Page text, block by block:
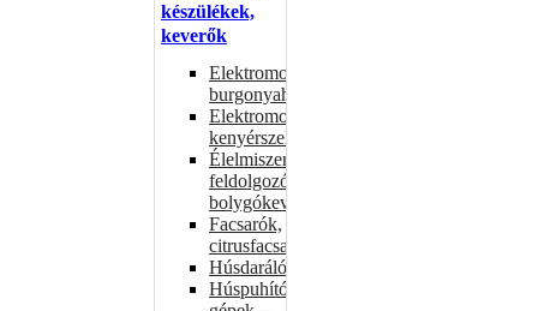
készülékek,
keverők
Elektromos
burgonyahámozók
Elektromos
kenyérszeletelők
Élelmiszer-
feldolgozók –
bolygókeverők
Facsarók,
citrusfacsarók
Húsdarálók
Húspuhító